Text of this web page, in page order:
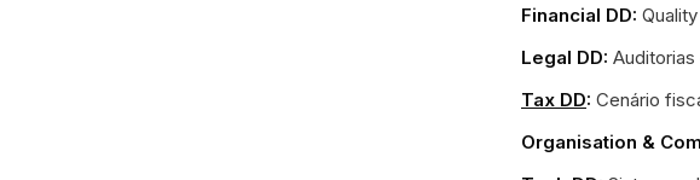
Financial DD:
Legal DD:
Tax DD: Cenário
Organisation &